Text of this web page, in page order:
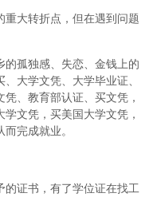
大转折点，但在遇到问题
孤独感、失恋、金钱上的
大学文凭、大学毕业证、
、教育部认证、买文凭，
文凭，买美国大学文凭，
完成就业。
证书，有了学位证在找工